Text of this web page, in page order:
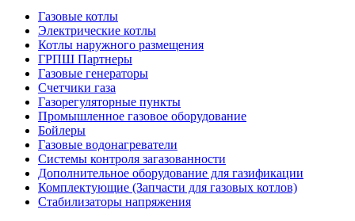
Газовые котлы
Электрические котлы
Котлы наружного размещения
ГРПШ Партнеры
Газовые генераторы
Счетчики газа
Газорегуляторные пункты
Промышленное газовое оборудование
Бойлеры
Газовые водонагреватели
Системы контроля загазованности
Дополнительное оборудование для газификации
Комплектующие (Запчасти для газовых котлов)
Стабилизаторы напряжения